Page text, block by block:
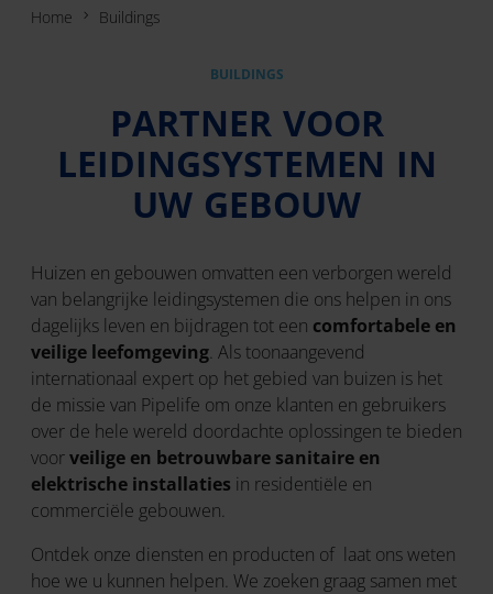
Home Buildings
BUILDINGS
PARTNER VOOR
LEIDINGSYSTEMEN IN
UW GEBOUW
Huizen en gebouwen omvatten een verborgen wereld
van belangrijke leidingsystemen die ons helpen in ons
dagelijks leven en bijdragen tot een comfortabele en
veilige leefomgeving. Als toonaangevend
internationaal expert op het gebied van buizen is het
de missie van Pipelife om onze klanten en gebruikers
over de hele wereld doordachte oplossingen te bieden
voorveilige en betrouwbare sanitaire en
elektrische installaties in residentiële en
commerciële gebouwen.
Ontdek onze diensten en producten of laat ons weten
hoe we u kunnen helpen. We zoeken graag samen met